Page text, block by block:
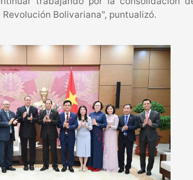
Bolivariana", puntualizó.